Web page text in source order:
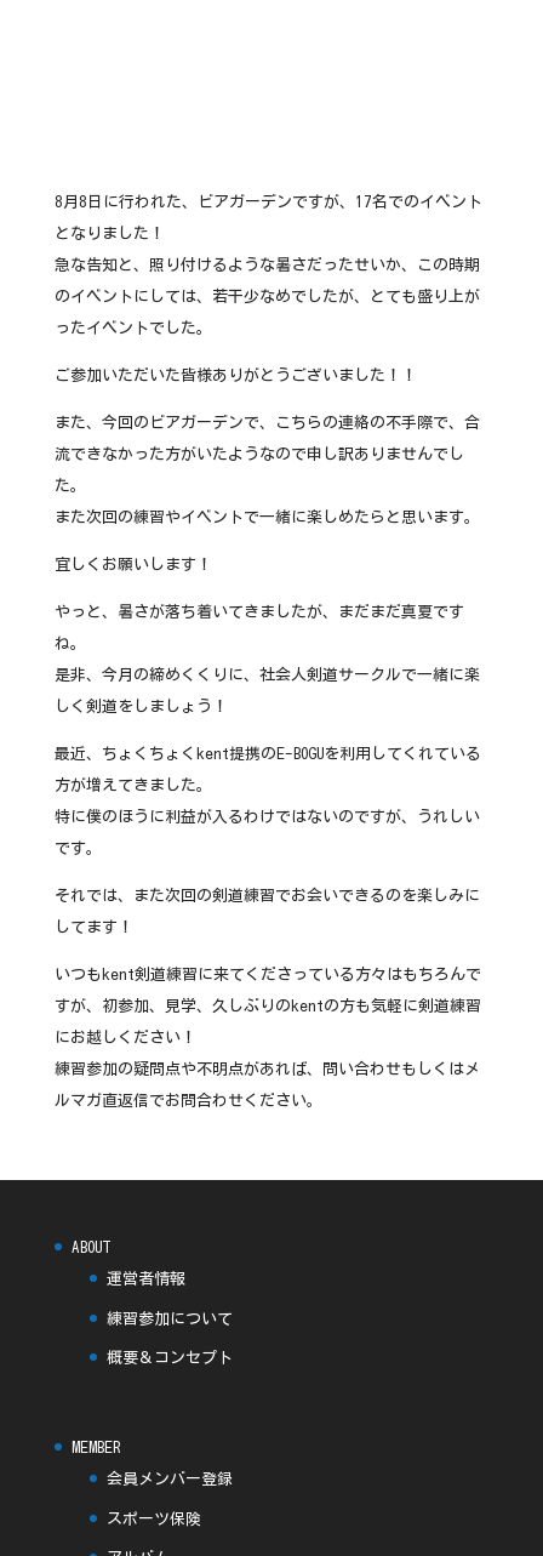
8月8日に行われた、ビアガーデンですが、17名でのイベント
となりました！
急な告知と、照り付けるような暑さだったせいか、この時期
のイベントにしては、若干少なめでしたが、とても盛り上が
ったイベントでした。
ご参加いただいた皆様ありがとうございました！！
また、今回のビアガーデンで、こちらの連絡の不手際で、合
流できなかった方がいたようなので申し訳ありませんでし
た。
また次回の練習やイベントで一緒に楽しめたらと思います。
宜しくお願いします！
やっと、暑さが落ち着いてきましたが、まだまだ真夏です
ね。
是非、今月の締めくくりに、社会人剣道サークルで一緒に楽
しく剣道をしましょう！
最近、ちょくちょくkent提携のE-BOGUを利用してくれている
方が増えてきました。
特に僕のほうに利益が入るわけではないのですが、うれしい
です。
それでは、また次回の剣道練習でお会いできるのを楽しみに
してます！
いつもkent剣道練習に来てくださっている方々はもちろんで
すが、初参加、見学、久しぶりのkentの方も気軽に剣道練習
にお越しください！
練習参加の疑問点や不明点があれば、問い合わせもしくはメ
ルマガ直返信でお問合わせください。
ABOUT
運営者情報
練習参加について
概要＆コンセプト
MEMBER
会員メンバー登録
スポーツ保険